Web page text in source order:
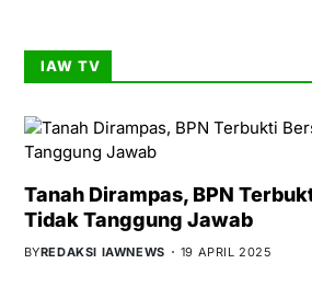
IAW TV
Tanah Dirampas, BPN
Tidak Tanggung Jawab
BYREDAKSI IAWNEWS 19 APRIL 2025